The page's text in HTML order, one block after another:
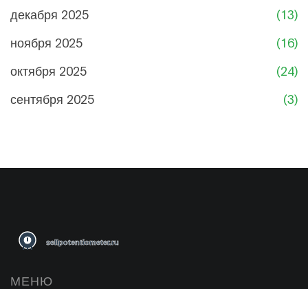
декабря 2025
(13)
ноября 2025
(16)
октября 2025
(24)
сентября 2025
(3)
МЕНЮ